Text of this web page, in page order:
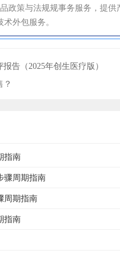
政策与法规规事务服务，提供
外包服务。
告（2025年创生医疗版）
？
指南
骤周期指南
周期指南
指南